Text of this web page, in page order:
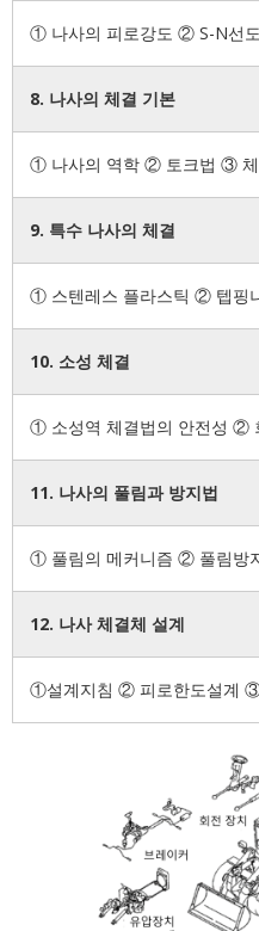
① 나사의 피로강도 ② S-N선
8. 나사의 체결 기본
① 나사의 역학 ② 토크법 ③ 체
9. 특수 나사의 체결
① 스텐레스 플라스틱 ② 텝핑
10. 소성 체결
① 소성역 체결법의 안전성 ②
11. 나사의 풀림과 방지법
① 풀림의 메커니즘 ② 풀림방
12. 나사 체결체 설계
①설계지침 ② 피로한도설계